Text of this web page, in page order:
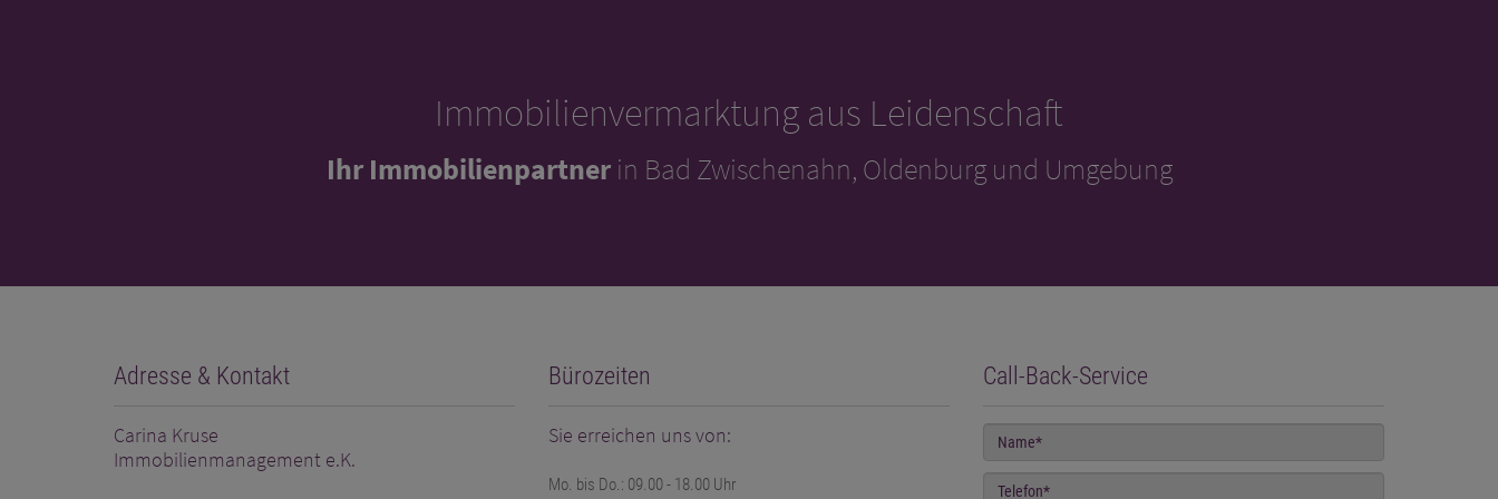
Immobilienvermarktung aus Leidenschaft
Ihr Immobilienpartnerin Bad Zwischenahn, Oldenburg und Umgebung
Adresse & Kontakt
Carina Kruse
Immobilienmanagement e.K.
Bürozeiten
Sie erreichen uns von:
Mo. bis Do.: 09.00 - 18.00 Uhr
Call-Back-Service